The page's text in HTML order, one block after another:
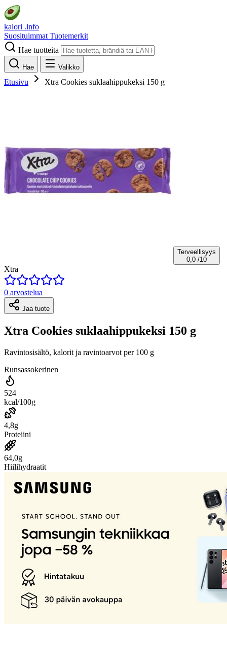
kalori .info
Suosituimmat Tuotemerkit
Hae tuotteita
Hae Valikko
Etusivu Xtra Cookies suklaahippukeksi 150 g
Terveellisyys
0,0 /10
Xtra
0 arvostelua
Jaa tuote
Xtra Cookies suklaahippukeksi 150 g
Ravintosisältö, kalorit ja ravintoarvot per 100 g
Runsassokerinen
524
kcal/100g
4,8g
Proteiini
64,0g
Hiilihydraatit